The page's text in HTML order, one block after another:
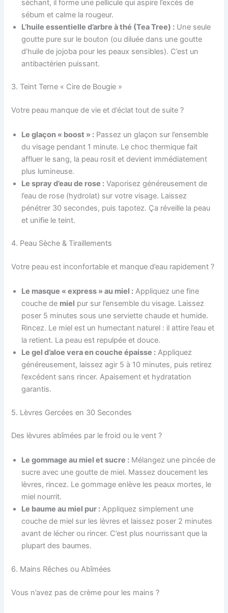
séchant, il forme une pellicule qui aspire l’excès de
sébum et calme la rougeur.
L’huile essentielle d’arbre à thé (Tea Tree) : Une seule
goutte pure sur le bouton (ou diluée dans une goutte
d’huile de jojoba pour les peaux sensibles). C’est un
antibactérien puissant.
3. Teint Terne « Cire de Bougie »
Votre peau manque de vie et d’éclat tout de suite ?
Le glaçon « boost » : Passez un glaçon sur l’ensemble
du visage pendant 1 minute. Le choc thermique fait
affluer le sang, la peau rosit et devient immédiatement
plus lumineuse.
Le spray d’eau de rose : Vaporisez généreusement de
l’eau de rose (hydrolat) sur votre visage. Laissez
pénétrer 30 secondes, puis tapotez. Ça réveille la peau
et unifie le teint.
4. Peau Sèche & Tiraillements
Votre peau est inconfortable et manque d’eau rapidement ?
Le masque « express » au miel : Appliquez une fine
couche de miel pur sur l’ensemble du visage. Laissez
poser 5 minutes sous une serviette chaude et humide.
Rincez. Le miel est un humectant naturel : il attire l’eau et
la retient. La peau est repulpée et douce.
Le gel d’aloe vera en couche épaisse : Appliquez
généreusement, laissez agir 5 à 10 minutes, puis retirez
l’excédent sans rincer. Apaisement et hydratation
garantis.
5. Lèvres Gercées en 30 Secondes
Des lèvures abîmées par le froid ou le vent ?
Le gommage au miel et sucre : Mélangez une pincée de
sucre avec une goutte de miel. Massez doucement les
lèvres, rincez. Le gommage enlève les peaux mortes, le
miel nourrit.
Le baume au miel pur : Appliquez simplement une
couche de miel sur les lèvres et laissez poser 2 minutes
avant de lécher ou rincer. C’est plus nourrissant que la
plupart des baumes.
6. Mains Rêches ou Abîmées
Vous n’avez pas de crème pour les mains ?